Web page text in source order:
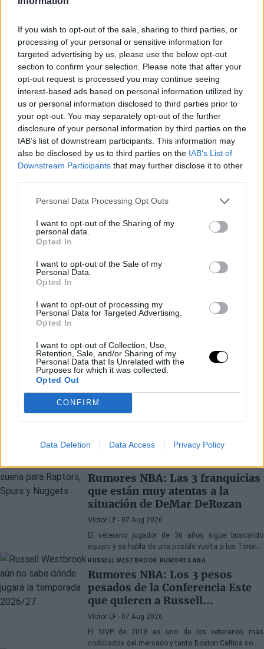
If you wish to opt-out of the sale, sharing to third parties, or
processing of your personal or sensitive information for
targeted advertising by us, please use the below opt-out
section to confirm your selection. Please note that after your
opt-out request is processed you may continue seeing
interest-based ads based on personal information utilized by
us or personal information disclosed to third parties prior to
your opt-out. You may separately opt-out of the further
disclosure of your personal information by third parties on the
IAB’s list of downstream participants. This information may
also be disclosed by us to third parties on the IAB’s List of
Downstream Participants that may further disclose it to other
Personal Data Processing Opt Outs
I want to opt-out of the Sharing of my
personal data.
Opted In
I want to opt-out of the Sale of my
Personal Data.
Opted In
I want to opt-out of processing my
Personal Data for Targeted Advertising.
Opted In
I want to opt-out of Collection, Use,
Retention, Sale, and/or Sharing of my
Personal Data that Is Unrelated with the
Purposes for which it was collected.
Opted Out
CONFIRM
Data Deletion Data Access Privacy Policy
libres), los texanos ya habían convencido a numerosos
rivales de que van en serio con su plan de convertirse en
uno de los candidatos a hacerse con la Barba durante el
mercado NBA.
Últimos artículos
Rumores NBA: Las 3 franquicias
que están muy atentas a la
situación de DeMar DeRozan
Víctor LF - 07 Aug 2026
El veterano jugador de 36 años sigue buscando
equipo y se habla de una posible vuelta a los Toronto
Raptors o San Antonio Spurs, mientras Denver
Nuggets también forma parte de la ecuación
RUSSELL WESTBROOK RUMORES NBA
Rumores NBA: Los 3 pesos
pesados de la Conferencia Este
que quieren a Russell
Westbrook
Víctor LF - 07 Aug 2026
El MVP de 2018 es uno de los veteranos más
codiciados del mercado y tanto Boston Celtics como